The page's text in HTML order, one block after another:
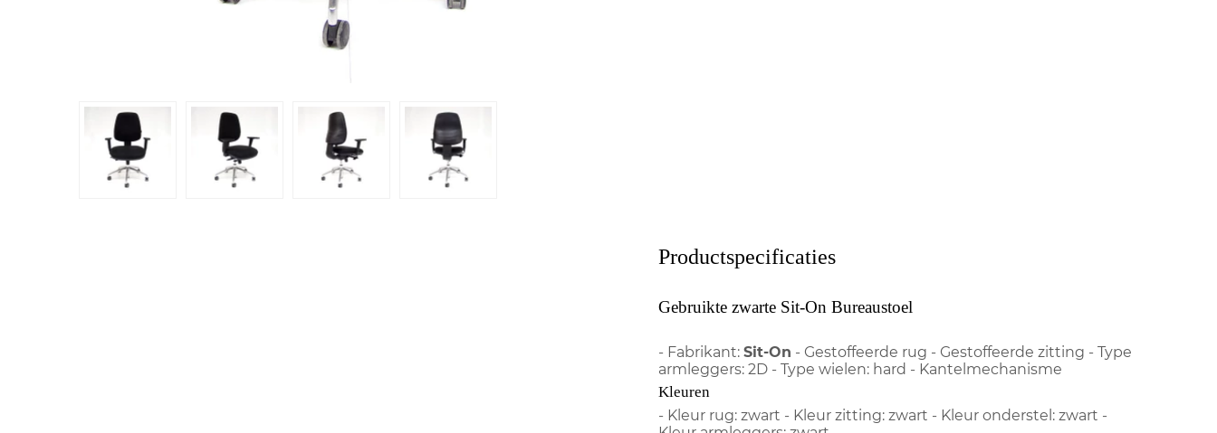
Productspecificaties
Gebruikte zwarte Sit-On Bureaustoel
- Fabrikant: Sit-On - Gestoffeerde rug - Gestoffeerde zitting - Type
armleggers: 2D - Type wielen: hard - Kantelmechanisme
Kleuren
- Kleur rug: zwart - Kleur zitting: zwart - Kleur onderstel: zwart -